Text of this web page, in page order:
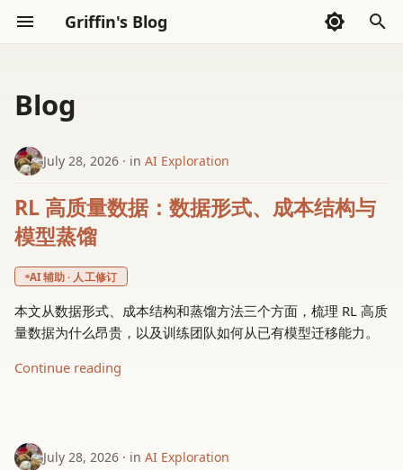
Griffin's Blog
n
t
i
z
s
Sections
2025
2024
AI Exploration
Frontend
Go Language
Math
Sections
Reading
Blog
July 28, 2026 in AI Exploration
RL 高质量数据：数据形式、成本结构与
模型蒸馏
AI 辅助 · 人工修订
本文从数据形式、成本结构和蒸馏方法三个方面，梳理 RL 高质
量数据为什么昂贵，以及训练团队如何从已有模型迁移能力。
Continue reading
July 28, 2026 in AI Exploration